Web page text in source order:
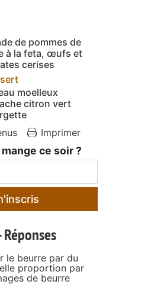
de pommes de
à la feta, œufs et
cerises
moelleux
citron vert
Imprimer
ce soir ?
le beurre par du
proportion par
de beurre